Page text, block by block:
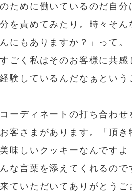
ために働いているのだ自
を責めてみたり。時々そ
にもありますか？」って。
ごく私はそのお客様に共
験しているんだなぁという
ーディネートの打ち合わ
客さまがあります。「頂
味しいクッキーなんです
な言葉を添えてくれるので
来ていただいてありがとう